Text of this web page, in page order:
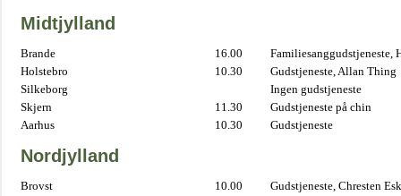
Midtjylland
Brande 16.00
Familiesanggudstjeneste,
Holstebro
10.30
Gudstjeneste, Allan Thing
Silkeborg
Ingen gudstjeneste
Skjern
11.30
Gudstjeneste på chin
Aarhus
10.30 Gudstjeneste
Nordjylland
Brovst 10.00
Gudstjeneste, Chresten